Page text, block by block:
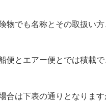
物でも名称とその取扱い
便とエアー便とでは積載
合は下表の通りとなりま